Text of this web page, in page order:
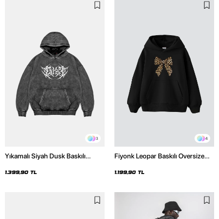
3
Yıkamalı Siyah Dusk Baskılı
1.399,90 TL
4
Fiyonk Leopar Baskılı Oversize
1.199,90 TL